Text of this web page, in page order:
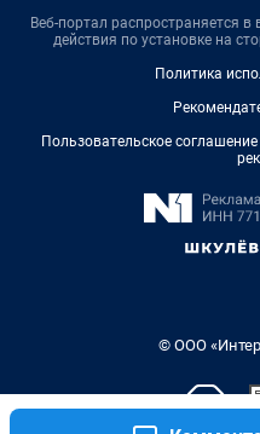
Веб-портал распространяется в
действия по установке на
Политика
Пользовательское
© ООО